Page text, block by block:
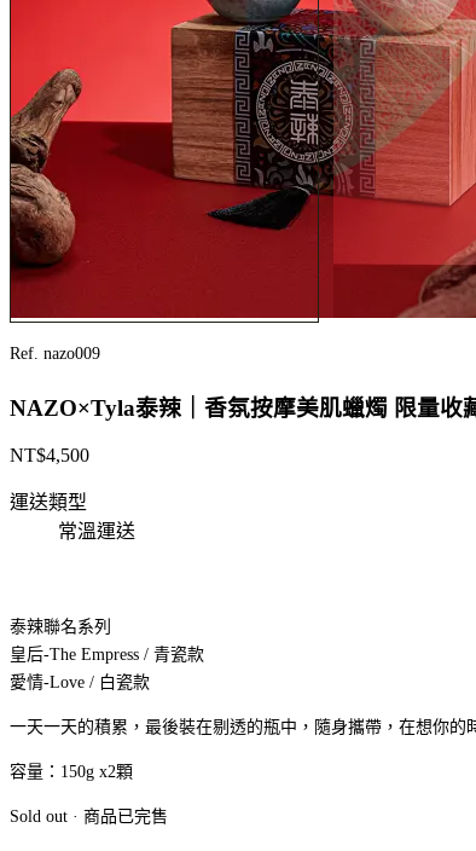
Ref. nazo009
NAZO×Tyla泰辣｜香氛按摩美肌蠟燭 限量收
NT$4,500
運送類型
常溫運送
泰辣聯名系列
皇后-The Empress / 青瓷款
愛情-Love / 白瓷款
一天一天的積累，最後裝在剔透的瓶中，隨身攜帶，在想你
容量：150g x2顆
Sold out · 商品已完售